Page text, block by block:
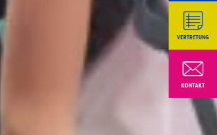
VERTRETUNG
KONTAKT